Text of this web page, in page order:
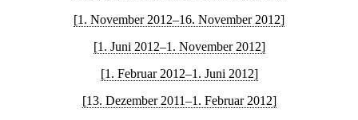
[1. November 2012–16. November 2012]
[1. Juni 2012–1. November 2012]
[1. Februar 2012–1. Juni 2012]
[13. Dezember 2011–1. Februar 2012]